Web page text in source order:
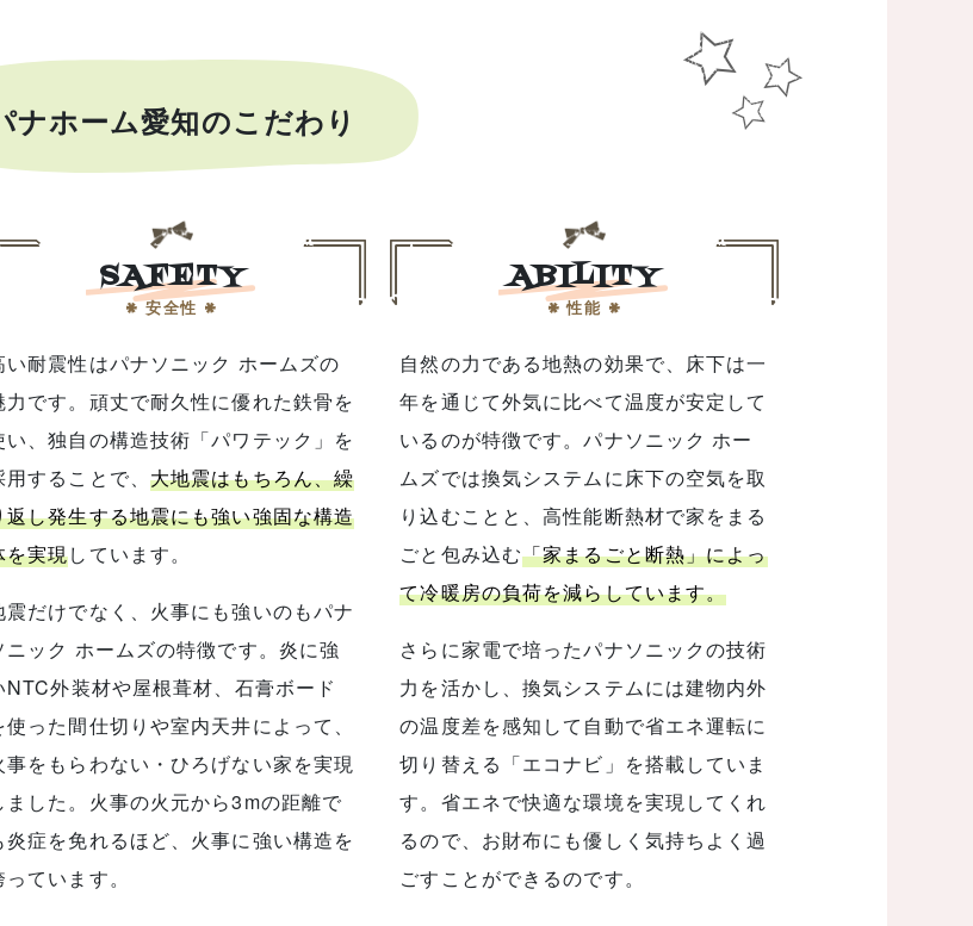
ナホーム愛知のこだわり
SAFETY
安全性
い耐震性はパナソニック ホームズの
力です。頑丈で耐久性に優れた鉄骨を
い、独自の構造技術「パワテック」を
用することで、 大地震はもちろん、繰
返し発生する地震にも強い強固な構造
を実現しています。
震だけでなく、火事にも強いのもパナ
ニック ホームズの特徴です。炎に強
NTC外装材や屋根葺材、石膏ボード
使った間仕切りや室内天井によって、
事をもらわない・ひろげない家を実現
ました。火事の火元から3mの距離で
炎症を免れるほど、火事に強い構造を
っています。
ABILITY
性能
自然の力である地熱の効果で、床下は一
年を通じて外気に比べて温度が安定して
いるのが特徴です。パナソニック ホー
ムズでは換気システムに床下の空気を取
り込むことと、高性能断熱材で家をまる
ごと包み込む「家まるごと断熱」によっ
て冷暖房の負荷を減らしています。
さらに家電で培ったパナソニックの技術
力を活かし、換気システムには建物内外
の温度差を感知して自動で省エネ運転に
切り替える「エコナビ」を搭載していま
す。省エネで快適な環境を実現してくれ
るので、お財布にも優しく気持ちよく過
ごすことができるのです。